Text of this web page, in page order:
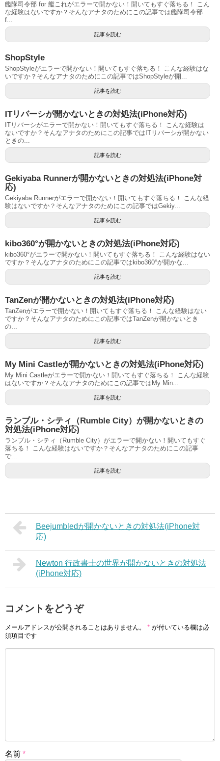
艦隊司令部 for 艦これがエラーで開かない！開いてもすぐ落ちる！ こん
な経験はないですか？そんなアナタのためにこの記事では艦隊司令部
f...
記事を読む
ShopStyle
ShopStyleがエラーで開かない！開いてもすぐ落ちる！ こんな経験はな
いですか？そんなアナタのためにこの記事ではShopStyleが開...
記事を読む
ITリバーシが開かないときの対処法(iPhone対応)
ITリバーシがエラーで開かない！開いてもすぐ落ちる！ こんな経験は
ないですか？そんなアナタのためにこの記事ではITリバーシが開かない
ときの...
記事を読む
Gekiyaba Runnerが開かないときの対処法(iPhone対
応)
Gekiyaba Runnerがエラーで開かない！開いてもすぐ落ちる！ こんな経
験はないですか？そんなアナタのためにこの記事ではGekiy...
記事を読む
kibo360°が開かないときの対処法(iPhone対応)
kibo360°がエラーで開かない！開いてもすぐ落ちる！ こんな経験はない
ですか？そんなアナタのためにこの記事ではkibo360°が開かな...
記事を読む
TanZenが開かないときの対処法(iPhone対応)
TanZenがエラーで開かない！開いてもすぐ落ちる！ こんな経験はない
ですか？そんなアナタのためにこの記事ではTanZenが開かないとき
の...
記事を読む
My Mini Castleが開かないときの対処法(iPhone対応)
My Mini Castleがエラーで開かない！開いてもすぐ落ちる！ こんな経験
はないですか？そんなアナタのためにこの記事ではMy Min...
記事を読む
ランブル・シティ（Rumble City）が開かないときの
対処法(iPhone対応)
ランブル・シティ（Rumble City）がエラーで開かない！開いてもすぐ
落ちる！ こんな経験はないですか？そんなアナタのためにこの記事
で...
記事を読む
Beejumbledが開かないときの対処法(iPhone対
応)
Newton 行政書士の世界が開かないときの対処法
(iPhone対応)
コメントをどうぞ
メールアドレスが公開されることはありません。 * が付いている欄は必
須項目です
名前 *